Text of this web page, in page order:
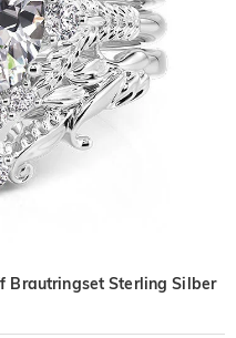
Brautringset Sterling Silber